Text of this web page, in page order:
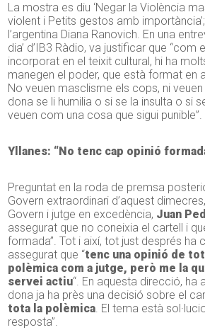
La mostra es diu ‘Negar la Violència
violent i Petits gestos amb
l’argentina Diana Ranovich. En una
dia’ d’IB3 Ràdio, va justificar que “com
incorporat en el teixit cultural, hi ha
manegen el poder, que està format en
No veuen masclisme els cops, ni
dona se li humilia o si se la insulta o si
veuen com una cosa que sigui punible”.
Yllanes: “No tenc cap opinió
Preguntat en la roda de premsa
Govern extraordinari d’aquest
Govern i jutge en excedència, Juan
assegurat que no coneixia el cartell i
formada”. Tot i així, tot just després ha
assegurat que “tenc una opinió de
polèmica com a jutge, però me la
servei actiu“. En aquesta direcció, ha
dona ja ha près una decisió sobre el
tota la polèmica. El tema està
resposta”.